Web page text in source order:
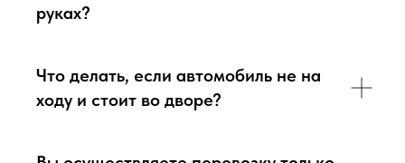
руках?
Что делать, если автомобиль не на
ходу и стоит во дворе?